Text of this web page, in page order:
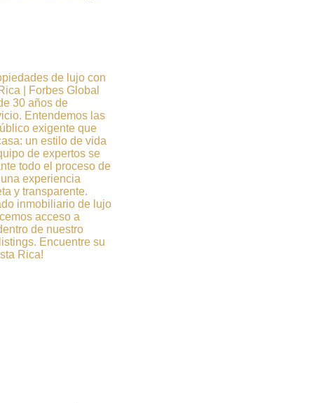
de lujo con
| Forbes Global
30 años de
Entendemos las
exigente que
un estilo de vida
de expertos se
todo el proceso de
experiencia
y transparente.
inmobiliario de lujo
acceso a
de nuestro
Encuentre su
Rica!